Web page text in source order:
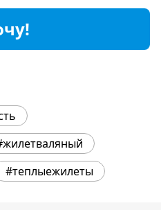
#теплыежилеты